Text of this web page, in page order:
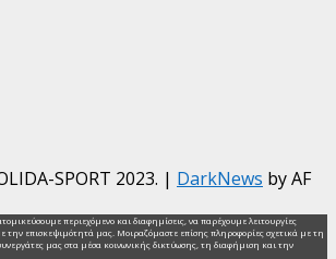
SPORT 2023. | DarkNews by AF
περιεχόμενο και διαφημίσεις, να παρέχουμε λειτουργίες
την επισκεψιμότητά μας. Μοιραζόμαστε επίσης πληροφορίες σχετικά με τη
μας στα μέσα κοινωνικής δικτύωσης, τη διαφήμιση και την